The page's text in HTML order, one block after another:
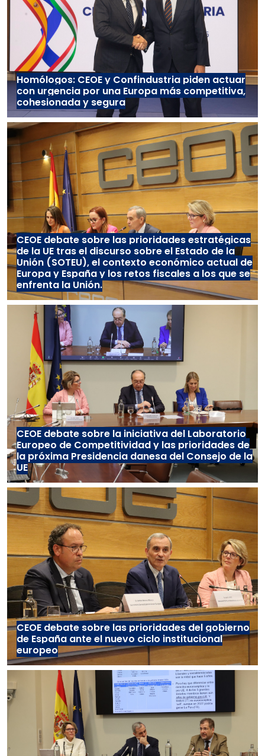
Homólogos: CEOE y Confindustria piden actuar
con urgencia por una Europa más competitiva,
cohesionada y segura
CEOE debate sobre las prioridades estratégicas
de la UE tras el discurso sobre el Estado de la
Unión (SOTEU), el contexto económico actual de
Europa y España y los retos fiscales a los que se
enfrenta la Unión.
CEOE debate sobre la iniciativa del Laboratorio
Europeo de Competitividad y las prioridades de
la próxima Presidencia danesa del Consejo de la
UE
CEOE debate sobre las prioridades del gobierno
de España ante el nuevo ciclo institucional
europeo